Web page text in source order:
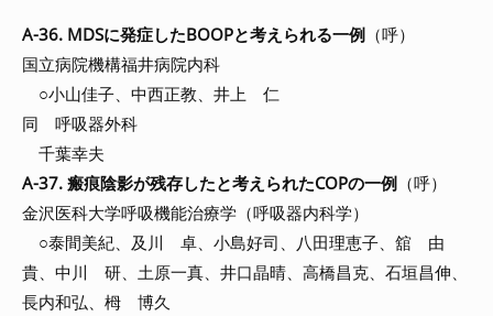
A-36. MDSに発症したBOOPと考えられる一例 （呼）
国立病院機構福井病院内科
○小山佳子、中西正教、井上 仁
同 呼吸器外科
千葉幸夫
A-37. 瘢痕陰影が残存したと考えられたCOPの一例 （呼）
金沢医科大学呼吸機能治療学（呼吸器内科学）
○泰間美紀、及川 卓、小島好司、八田理恵子、舘 由
貴、中川 研、土原一真、井口晶晴、高橋昌克、石垣昌伸、
長内和弘、栂 博久